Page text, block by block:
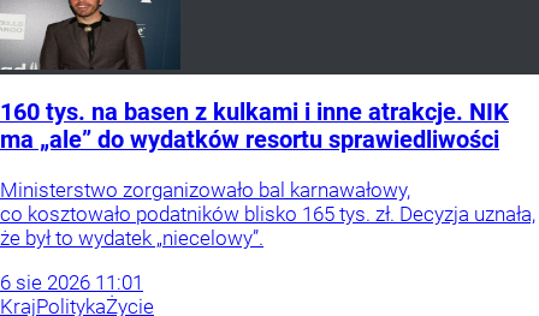
160 tys. na basen z kulkami i inne atrakcje. NIK
ma „ale” do wydatków resortu sprawiedliwości
Ministerstwo zorganizowało bal karnawałowy,
co kosztowało podatników blisko 165 tys. zł. Decyzja uznała,
że był to wydatek „niecelowy”.
6 sie 2026 11:01
KrajPolitykaŻycie